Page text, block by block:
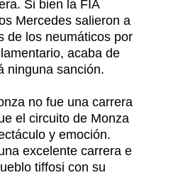
Si bien la FIA
Mercedes salieron a
de los neumáticos por
acaba de
ninguna sanción.
no fue una carrera
el circuito de Monza
y emoción.
excelente carrera e
tiffosi con su